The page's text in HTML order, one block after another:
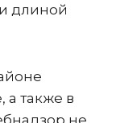
длиной
а также в
не